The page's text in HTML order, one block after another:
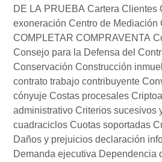
DE LA PRUEBA Cartera Clientes
exoneración Centro de Mediación
COMPLETAR COMPRAVENTA
Consejo para la Defensa del
Conservación Construcción
contrato trabajo contribuyente
cónyuje Costas procesales
administrativo Criterios sucesivos
cuadraciclos Cuotas soportadas
Daños y prejuicios declaración
Demanda ejecutiva Dependencia